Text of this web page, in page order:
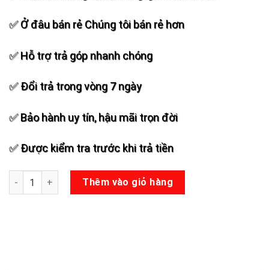
✅ Ở đâu bán rẻ Chúng tôi bán rẻ hơn
✅ Hỗ trợ trả góp nhanh chóng
✅ Đổi trả trong vòng 7 ngày
✅ Bảo hành uy tín, hậu mãi trọn đời
✅ Được kiểm tra trước khi trả tiền
Loa Kéo Bose X1521 số lượngThêm vào giỏ hàng